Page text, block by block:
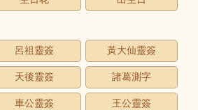
呂祖靈簽 黃大仙靈簽
天後靈簽 諸葛測字
車公靈簽 王公靈簽